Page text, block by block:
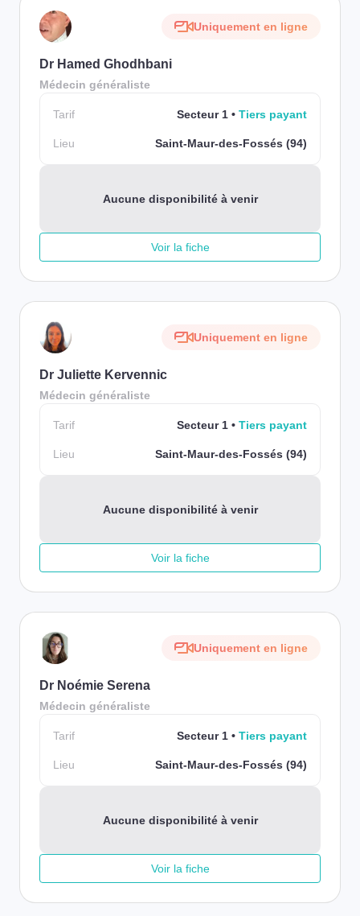
Uniquement en ligne
Dr Hamed Ghodhbani
Médecin généraliste
Tarif Secteur 1 Tiers payant
Lieu Saint-Maur-des-Fossés (94)
Aucune disponibilité à venir
Voir la fiche
Uniquement en ligne
Dr Juliette Kervennic
Médecin généraliste
Tarif Secteur 1 Tiers payant
Lieu Saint-Maur-des-Fossés (94)
Aucune disponibilité à venir
Voir la fiche
Uniquement en ligne
Dr Noémie Serena
Médecin généraliste
Tarif Secteur 1 Tiers payant
Lieu Saint-Maur-des-Fossés (94)
Aucune disponibilité à venir
Voir la fiche